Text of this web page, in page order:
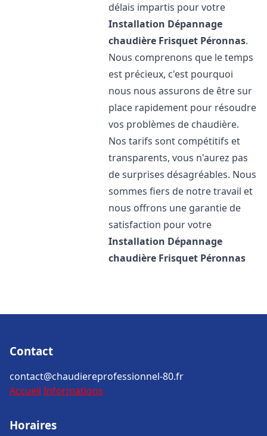
délais impartis pour votre
Installation Dépannage
chaudière Frisquet Péronnas.
Nous comprenons que le temps
est précieux, c'est pourquoi
nous nous assurons de être sur
place rapidement pour résoudre
vos problèmes de chaudière.
Nos tarifs sont compétitifs et
transparents, vous n'aurez pas
de surprises désagréables. Nous
sommes fiers de notre travail et
nous offrons une garantie de
satisfaction pour votre
Installation Dépannage
chaudière Frisquet Péronnas
Contact
contact@chaudiereprofessionnel-80.fr
Accueil Informations
Horaires